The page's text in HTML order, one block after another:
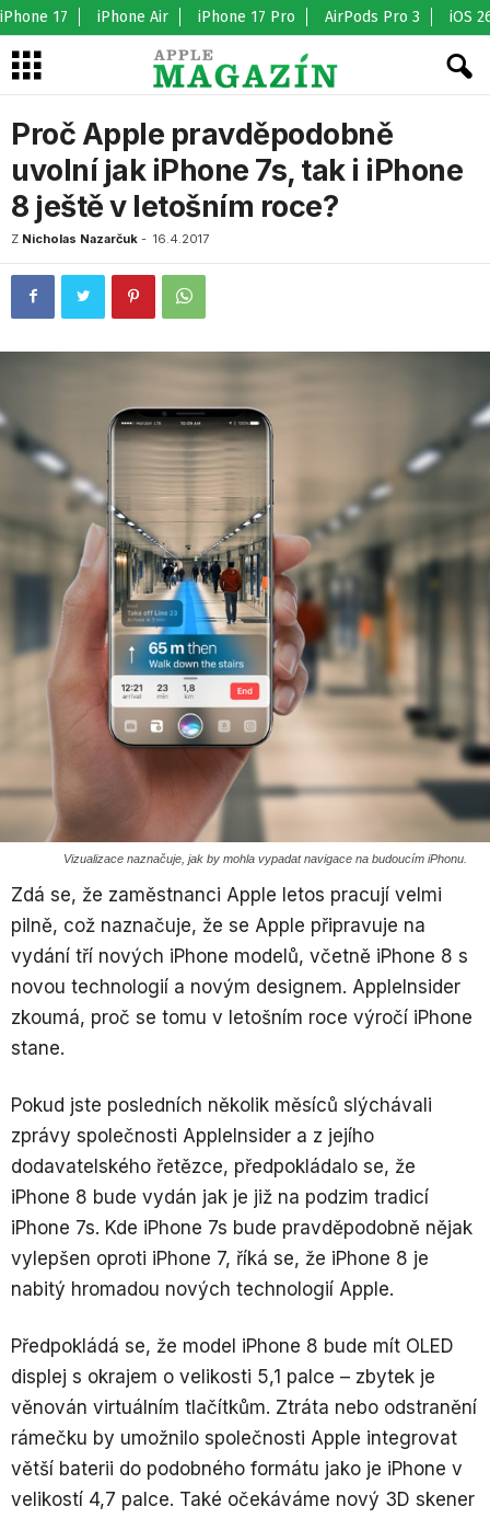
iPhone 17 iPhone Air iPhone 17 Pro AirPods Pro 3 iOS
Proč Apple pravděpodobně
uvolní jak iPhone 7s, tak i iPhone
8 ještě v letošním roce?
Z Nicholas Nazarčuk - 16.4.2017
Vizualizace naznačuje, jak by mohla vypadat navigace na budoucím iPhonu.
Zdá se, že zaměstnanci Apple letos pracují velmi
pilně, což naznačuje, že se Apple připravuje na
vydání tří nových iPhone modelů, včetně iPhone 8 s
novou technologií a novým designem. AppleInsider
zkoumá, proč se tomu v letošním roce výročí iPhone
stane.
Pokud jste posledních několik měsíců slýchávali
zprávy společnosti AppleInsider a z jejího
dodavatelského řetězce, předpokládalo se, že
iPhone 8 bude vydán jak je již na podzim tradicí
iPhone 7s. Kde iPhone 7s bude pravděpodobně nějak
vylepšen oproti iPhone 7, říká se, že iPhone 8 je
nabitý hromadou nových technologií Apple.
Předpokládá se, že model iPhone 8 bude mít OLED
displej s okrajem o velikosti 5,1 palce – zbytek je
věnován virtuálním tlačítkům. Ztráta nebo odstranění
rámečku by umožnilo společnosti Apple integrovat
větší baterii do podobného formátu jako je iPhone v
velikostí 4,7 palce. Také očekáváme nový 3D skener